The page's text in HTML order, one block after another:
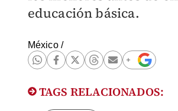
educación básica.
México/
TAGS RELACIONADOS: